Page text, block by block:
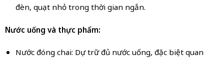
đèn, quạt nhỏ trong thời gian ngắn.
Nước uống và thực phẩm:
Nước đóng chai: Dự trữ đủ nước uống, đặc biệt quan